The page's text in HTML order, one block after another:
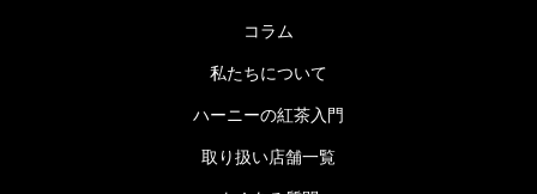
コラム
私たちについて
ハーニーの紅茶入門
取り扱い店舗一覧